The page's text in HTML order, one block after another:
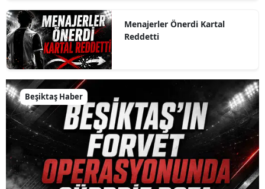
Menajerler Önerdi Kartal
Reddetti
Beşiktaş Haber